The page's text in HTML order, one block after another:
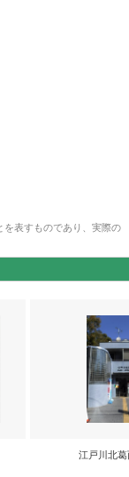
表すものであり、実際の
江戸川北